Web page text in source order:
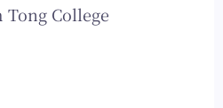
Tong College